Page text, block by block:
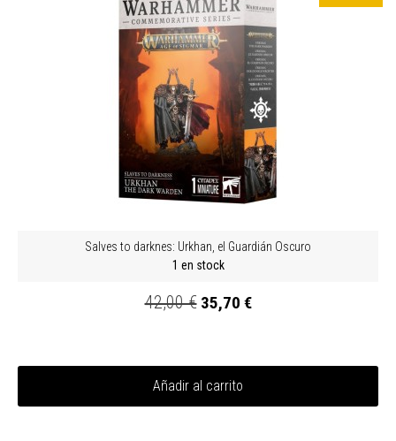
Salves to darknes: Urkhan, el Guardián Oscuro
1 en stock
42,00 € 35,70 €
Añadir al carrito